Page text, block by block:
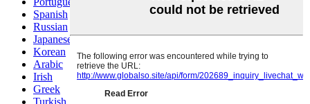
Spanish
Russian
Japanese
Korean
Arabic
Irish
Greek